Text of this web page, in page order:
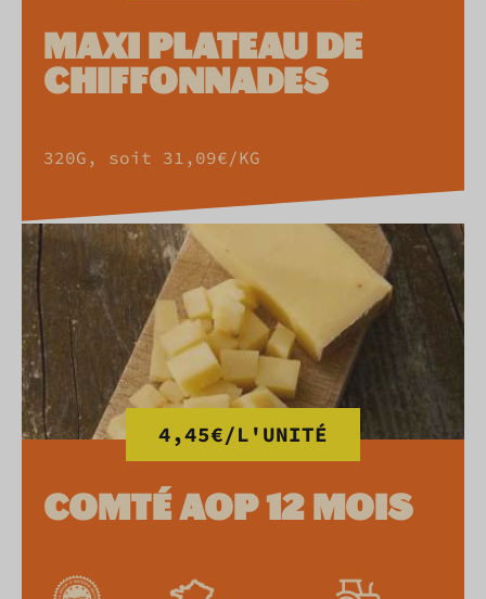
MAXI PLATEAU DE
CHIFFONNADES
320G, soit 31,09€/KG
4,45€/L'UNITÉ
COMTÉ AOP 12 MOIS